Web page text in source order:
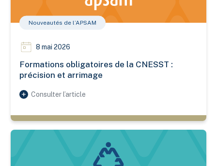
Nouveautés de l’APSAM
8 mai 2026
Formations obligatoires de la CNESST :
précision et arrimage
Consulter l’article
Nouvelle nomination à l’APSAM